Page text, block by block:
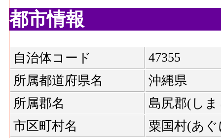
都市情報
自治体コード
47355
所属都道府県名
沖縄県
所属郡名
島尻郡(し
市区町村名
粟国村(あ